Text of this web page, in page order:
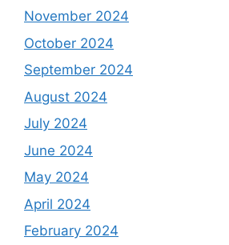
November 2024
October 2024
September 2024
August 2024
July 2024
June 2024
May 2024
April 2024
February 2024